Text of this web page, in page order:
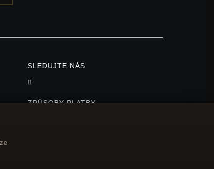
SLEDUJTE NÁS
ZPŮSOBY PLATBY